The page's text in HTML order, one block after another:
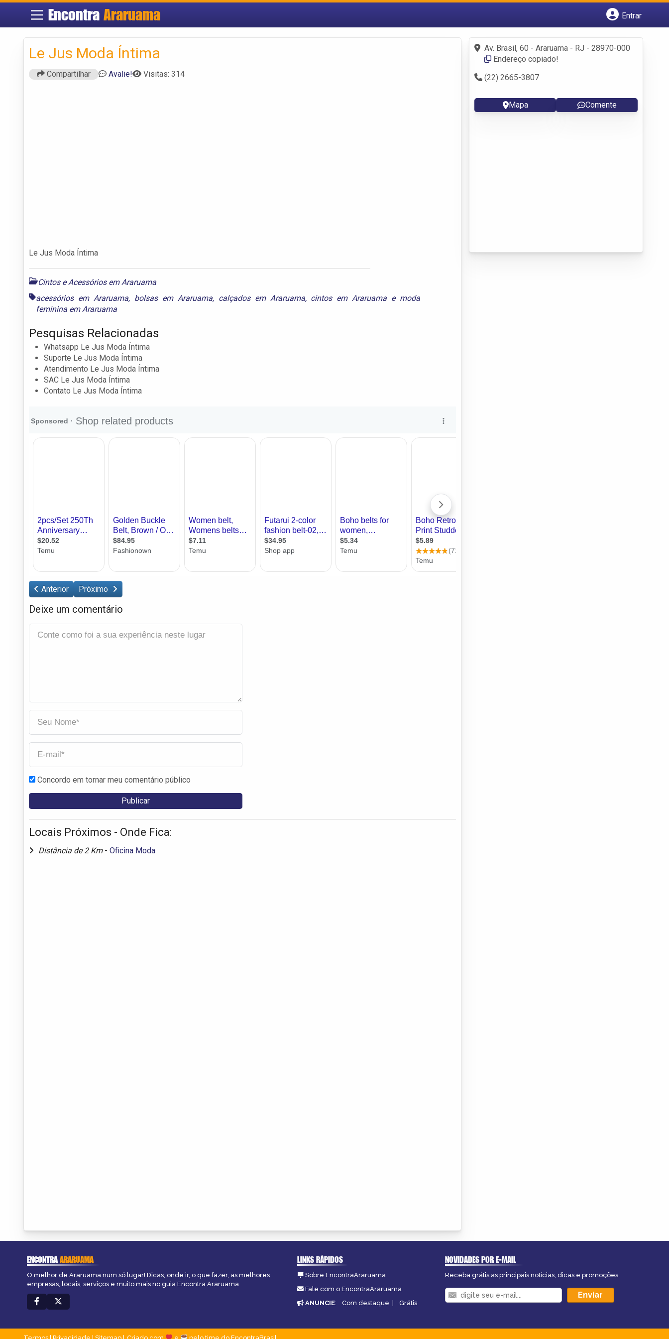
EncontraAraruama
Entrar
Fazer login
Criar conta
Le Jus Moda Íntima
Compartilhar Avalie! Visitas: 314
Le Jus Moda Íntima
Cintos e Acessórios em Araruama
acessórios em Araruama, bolsas em Araruama, calçados em Araruama, cintos em Araruama e moda
feminina em Araruama
Pesquisas Relacionadas
Whatsapp Le Jus Moda Íntima
Suporte Le Jus Moda Íntima
Atendimento Le Jus Moda Íntima
SAC Le Jus Moda Íntima
Contato Le Jus Moda Íntima
Anterior Próximo
Deixe um comentário
Concordo em tornar meu comentário público
Locais Próximos - Onde Fica:
Distância de 2 Km - Oficina Moda
Av. Brasil, 60 - Araruama - RJ - 28970-000
Endereço copiado!
(22) 2665-3807
Mapa Comente
ENCONTRAARARUAMA
O melhor de Araruama num só lugar! Dicas, onde ir, o que fazer, as melhores
empresas, locais, serviços e muito mais no guia Encontra Araruama
LINKS RÁPIDOS
Sobre EncontraAraruama
Fale com o EncontraAraruama
ANUNCIE: Com destaque | Grátis
NOVIDADES POR E-MAIL
Receba grátis as principais notícias, dicas e promoções